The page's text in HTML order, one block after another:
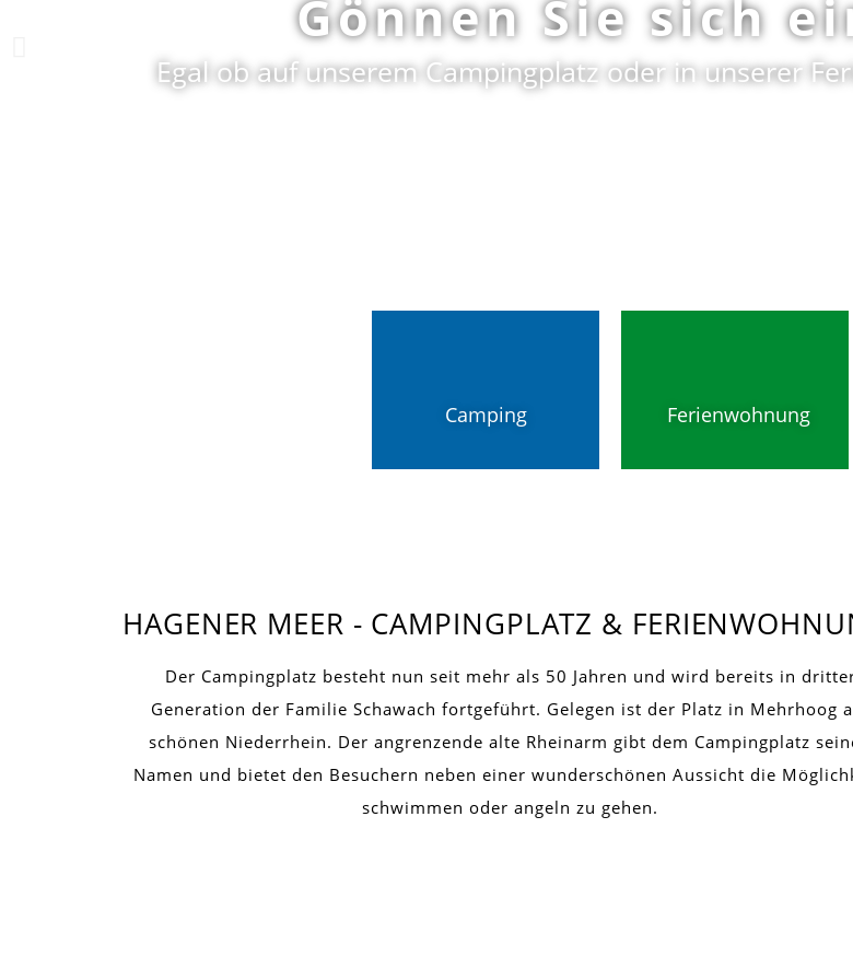
Gönnen Sie sich
Egal ob auf unserem Campingplatz oder in unserer
Camping Ferienwohnung
HAGENER MEER - CAMPINGPLATZ &
Der Campingplatz besteht nun seit mehr als 50 Jahren und wird bereits in
Generation der Familie Schawach fortgeführt. Gelegen ist der Platz in Mehrhoog
schönen Niederrhein. Der angrenzende alte Rheinarm gibt dem Campingplatz
Namen und bietet den Besuchern neben einer wunderschönen Aussicht die
schwimmen oder angeln zu gehen.